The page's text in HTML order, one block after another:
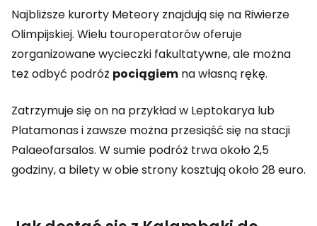
Najbliższe kurorty Meteory znajdują się na Riwierze
Olimpijskiej. Wielu touroperatorów oferuje
zorganizowane wycieczki fakultatywne, ale można
też odbyć podróż pociągiem na własną rękę.
Zatrzymuje się on na przykład w Leptokarya lub
Platamonas i zawsze można przesiąść się na stacji
Palaeofarsalos. W sumie podróż trwa około 2,5
godziny, a bilety w obie strony kosztują około 28 euro.